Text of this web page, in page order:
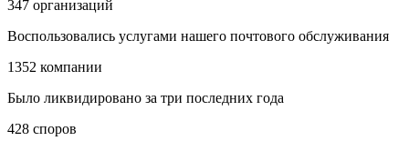
347 организаций
Воспользовались услугами нашего почтового обслуживания
1352 компании
Было ликвидировано за три последних года
428 споров